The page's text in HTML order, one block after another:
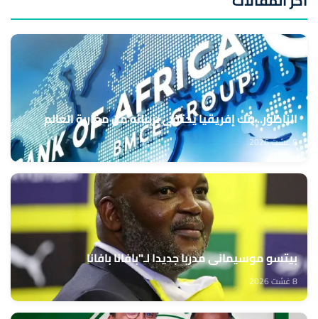
الناظور.. بنك إفريقيا يحتفي بزبنائه من مغاربة العالم
8 غشت 2026
بيتسو موسيماني مدربا جديدا لـ"بافانا بافانا
8 غشت 2026